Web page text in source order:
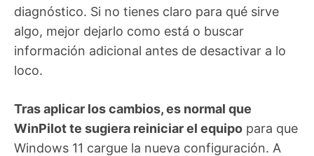
diagnóstico. Si no tienes claro para qué sirve
algo, mejor dejarlo como está o buscar
información adicional antes de desactivar a lo
loco.
Tras aplicar los cambios, es normal que
WinPilot te sugiera reiniciar el equipo para que
Windows 11 cargue la nueva configuración. A